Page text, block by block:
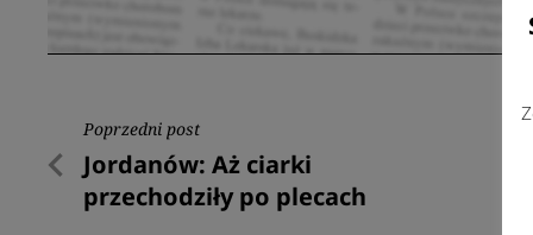
Nawigacja
wpisu
Poprzedni post
Poprzedni
post
Jordanów: Aż ciarki
przechodziły po plecach